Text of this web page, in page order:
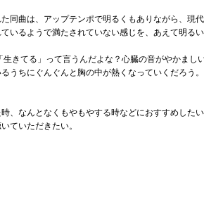
同曲は、アップテンポで明るくもありながら、現
いるようで満たされていない感じを、あえて明る
きてる」って言うんだよな？心臓の音がやかま
うちにぐんぐんと胸の中が熱くなっていくだろう
、なんとなくもやもやする時などにおすすめした
ていただきたい。